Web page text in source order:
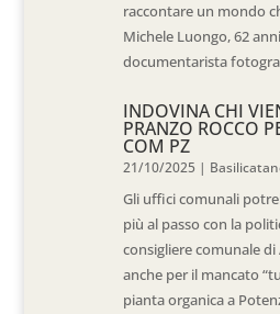
raccontare un mondo
Michele Luongo, 62
documentarista
INDOVINA CHI
PRANZO ROCCO
COM PZ
21/10/2025 |
Gli uffici comunali
più al passo con la
consigliere comunale di
anche per il mancato
pianta organica a